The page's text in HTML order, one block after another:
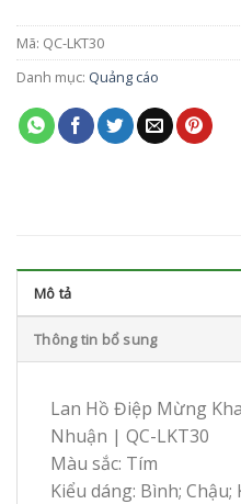
Mã: QC-LKT30
Danh mục: Quảng cáo
Mô tả
Thông tin bổ sung
Lan Hồ Điệp Mừng
Nhuận | QC-LKT30
Màu sắc: Tím
Kiểu dáng: Bình; Chậu;